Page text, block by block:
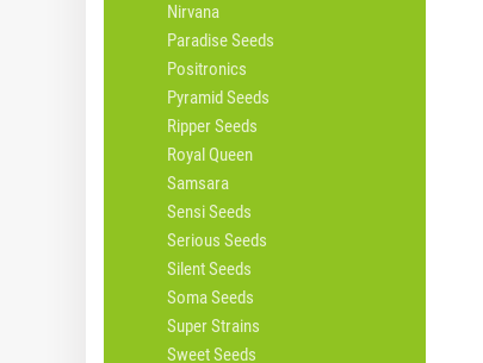
Nirvana
Paradise Seeds
Positronics
Pyramid Seeds
Ripper Seeds
Royal Queen
Samsara
Sensi Seeds
Serious Seeds
Silent Seeds
Soma Seeds
Super Strains
Sweet Seeds